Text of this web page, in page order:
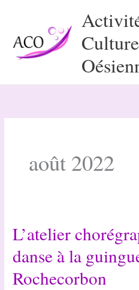
contenu
août 2022
L’atelier
danse à la
Rochecorbon